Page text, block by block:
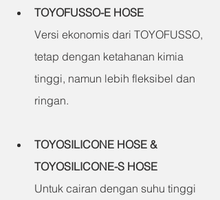
TOYOFUSSO-E HOSE
Versi ekonomis dari TOYOFUSSO,
tetap dengan ketahanan kimia
tinggi, namun lebih fleksibel dan
ringan.
TOYOSILICONE HOSE &
TOYOSILICONE-S HOSE
Untuk cairan dengan suhu tinggi